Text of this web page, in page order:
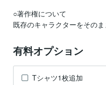
○著作権について
有料オプション
Tシャツ1枚追加